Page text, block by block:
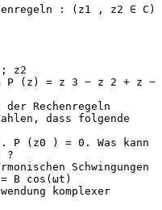
: (z1 , z2 ∈ C)
z2
P (z) = z 3 − z 2 + z −
Rechenregeln
dass folgende
(z0 ) = 0. Was kann
?
Schwingungen
B cos(ωt)
komplexer